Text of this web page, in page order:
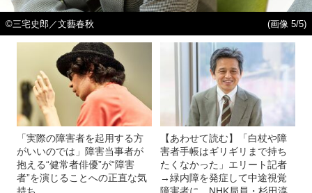
©三宅史郎／文藝春秋 (画像 5/5)
「実際の障害者を起用する方
がいいのでは」障害当事者が
抱える“健常者俳優”が“障害
者”を演じることへの正直な気
【あわせて読む】「白杖や障
害者手帳はギリギリまで持ち
たくなかった」エリート記者
→緑内障を発症して中途視覚